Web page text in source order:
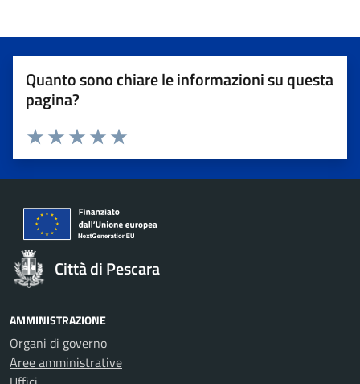
Quanto sono chiare le informazioni su questa
pagina?
Valuta 5 stelle su 5
Valuta 4 stelle su 5
Valuta 3 stelle su 5
Valuta 2 stelle su 5
Valuta 1 stelle su 5
Città di Pescara
AMMINISTRAZIONE
Organi di governo
Aree amministrative